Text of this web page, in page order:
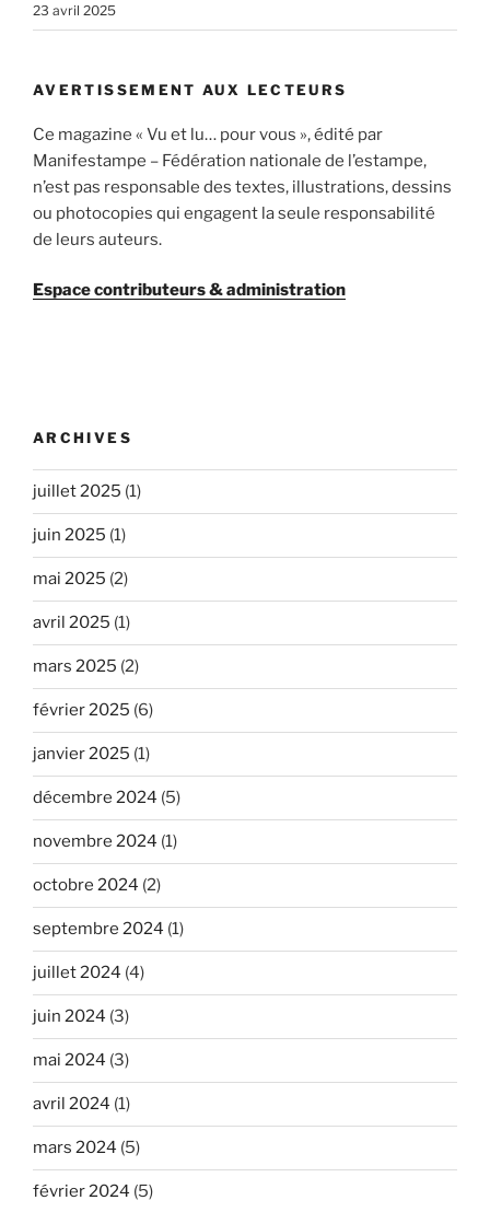
23 avril 2025
AVERTISSEMENT AUX LECTEURS
Ce magazine « Vu et lu… pour vous », édité par
Manifestampe – Fédération nationale de l’estampe,
n’est pas responsable des textes, illustrations, dessins
ou photocopies qui engagent la seule responsabilité
de leurs auteurs.
Espace contributeurs & administration
ARCHIVES
juillet 2025 (1)
juin 2025 (1)
mai 2025 (2)
avril 2025 (1)
mars 2025 (2)
février 2025 (6)
janvier 2025 (1)
décembre 2024 (5)
novembre 2024 (1)
octobre 2024 (2)
septembre 2024 (1)
juillet 2024 (4)
juin 2024 (3)
mai 2024 (3)
avril 2024 (1)
mars 2024 (5)
février 2024 (5)